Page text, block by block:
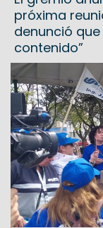
próxima
denunció
contenido”